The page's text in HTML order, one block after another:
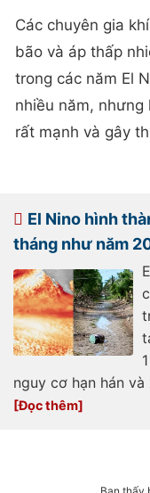
Các chuyên gia
bão và áp thấp
trong các năm El
nhiều năm,
rất mạnh và gây
El Nino hình
tháng như năm
nguy cơ hạn hán và